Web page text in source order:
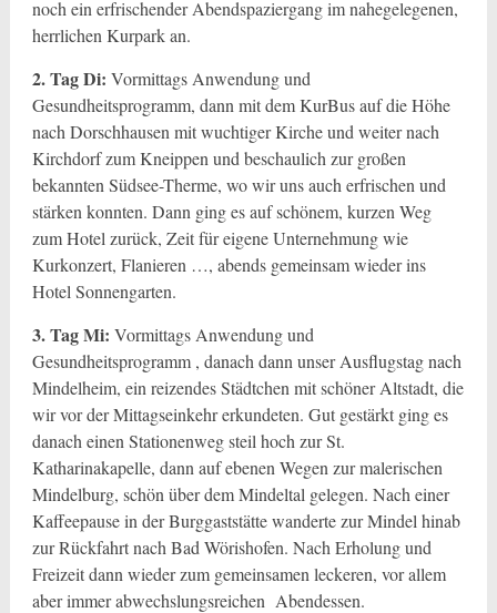
noch ein erfrischender Abendspaziergang im nahegelegenen,
herrlichen Kurpark an.
2. Tag Di: Vormittags Anwendung und
Gesundheitsprogramm, dann mit dem KurBus auf die Höhe
nach Dorschhausen mit wuchtiger Kirche und weiter nach
Kirchdorf zum Kneippen und beschaulich zur großen
bekannten Südsee-Therme, wo wir uns auch erfrischen und
stärken konnten. Dann ging es auf schönem, kurzen Weg
zum Hotel zurück, Zeit für eigene Unternehmung wie
Kurkonzert, Flanieren …, abends gemeinsam wieder ins
Hotel Sonnengarten.
3. Tag Mi: Vormittags Anwendung und
Gesundheitsprogramm , danach dann unser Ausflugstag nach
Mindelheim, ein reizendes Städtchen mit schöner Altstadt, die
wir vor der Mittagseinkehr erkundeten. Gut gestärkt ging es
danach einen Stationenweg steil hoch zur St.
Katharinakapelle, dann auf ebenen Wegen zur malerischen
Mindelburg, schön über dem Mindeltal gelegen. Nach einer
Kaffeepause in der Burggaststätte wanderte zur Mindel hinab
zur Rückfahrt nach Bad Wörishofen. Nach Erholung und
Freizeit dann wieder zum gemeinsamen leckeren, vor allem
aber immer abwechslungsreichen Abendessen.